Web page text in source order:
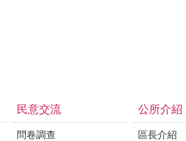
民意交流
問卷調查
公所介紹
區長介紹